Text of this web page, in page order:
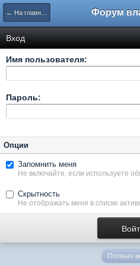
← На главную
Вход
Имя пользователя:
Пароль:
Опции
Запомнить меня
Не включайте, если используете
Скрытность
Не отображать меня в списке
Полная